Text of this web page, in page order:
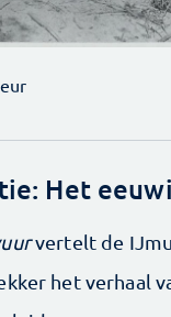
Het
vertelt de
het verhaal